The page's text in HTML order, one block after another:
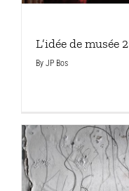
L’idée de musée 2
By JP Bos